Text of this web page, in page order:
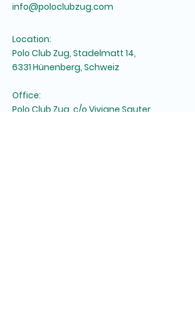
info@poloclubzug.com
Location:
Polo Club Zug, Stadelmatt 14,
6331 Hünenberg, Schweiz
Office:
Polo Club Zug, c/o Viviane Sauter,